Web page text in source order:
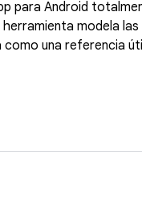
para Android
modela
como una referencia